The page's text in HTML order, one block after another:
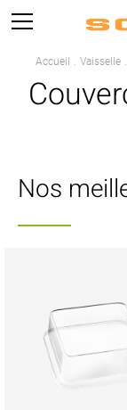
Accueil Vaisselle
Nos